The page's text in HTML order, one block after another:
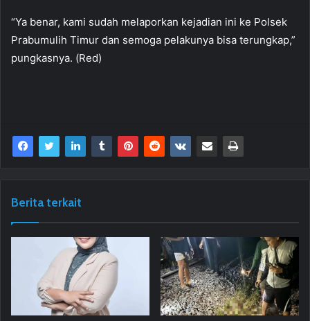
“Ya benar, kami sudah melaporkan kejadian ini ke Polsek
Prabumulih Timur dan semoga pelakunya bisa terungkap,”
pungkasnya. (Red)
Berita terkait